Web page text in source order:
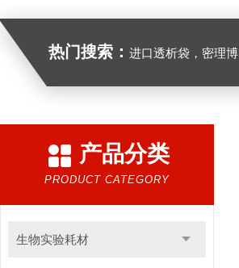
热门搜索： 进口透析袋，密理博ECL发光液，B27无血清
产品分类
PRODUCT CATEGORY
生物实验耗材